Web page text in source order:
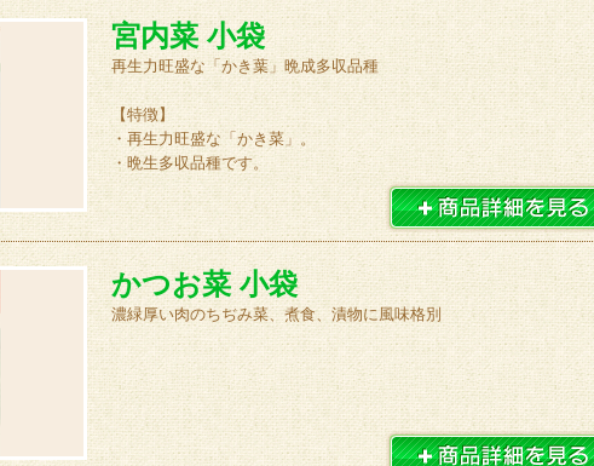
宮内菜 小袋
再生力旺盛な「かき葉」晩成多収品種
【特徴】
・再生力旺盛な「かき菜」。
・晩生多収品種です。
かつお菜 小袋
濃緑厚い肉のちぢみ菜、煮食、漬物に風味格別